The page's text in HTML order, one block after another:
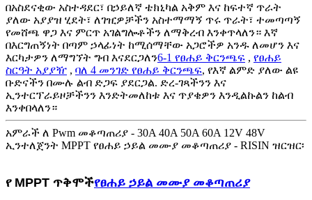
በአስደናቂው አስተዳደር፣ በኃይለኛ ቴክኒካል አቅም እና ከፍተኛ ጥራት
ያለው አያያዝ ሂደት፣ ለገዢዎቻችን አስተማማኝ ጥሩ ጥራት፣ ተመጣጣኝ
የመሸጫ ዋጋ እና ምርጥ አገልግሎቶችን ለማቅረብ እንቀጥላለን። እኛ
በእርግጠኝነት በጣም ኃላፊነት ከሚሰማቸው አጋሮችዎ አንዱ ለመሆን እና
እርካታዎን ለማግኘት ግብ እናደርጋለን6-1 የፀሐይ ቅርንጫፍ , የፀሐይ
ስርዓት አያያዥ , ባለ 4 መንገድ የፀሐይ ቅርንጫፍ, የእኛ ልምድ ያለው ልዩ
ቡድናችን በሙሉ ልብ ድጋፍ ያደርጋል. ድረ-ገጻችንን እና
ኢንተርፕራይዞቻችንን እንድትመለከቱ እና ጥያቄዎን እንዲልኩልን ከልብ
እንቀበላለን።
አምራች ለ Pwm መቆጣጠሪያ - 30A 40A 50A 60A 12V 48V
ኢንተለጀንት MPPT የፀሐይ ኃይል መሙያ መቆጣጠሪያ - RISIN ዝርዝር፡
የ MPPT ጥቅሞችየፀሐይ ኃይል መሙያ መቆጣጠሪያ